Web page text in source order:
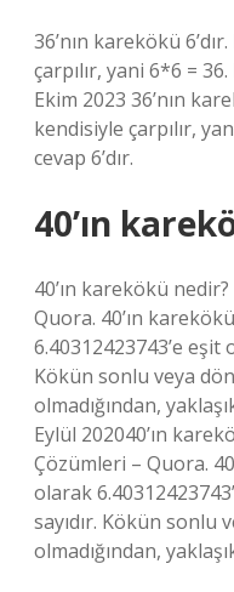
36’nın karekökü
çarpılır, yani 6*6 = 36.
Ekim 2023 36’nın
kendisiyle çarpılır,
cevap 6’dır.
40’ın
40’ın karekökü
Quora. 40’ın
6.40312423743’e eşit
Kökün sonlu veya
olmadığından,
Eylül 202040’ın
Çözümleri – Quora.
olarak
sayıdır. Kökün sonlu
olmadığından,